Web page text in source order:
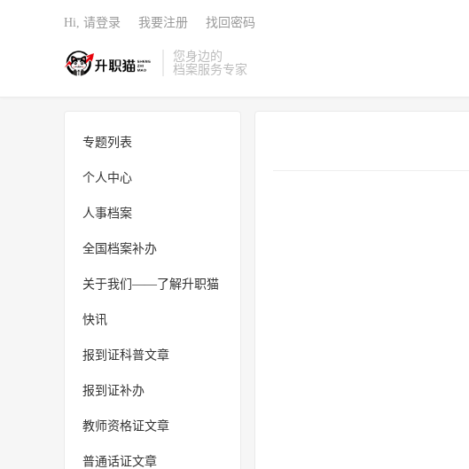
您身边的
档案服务专家
Hi, 请登录 我要注册 找回密码
专题列表
个人中心
人事档案
全国档案补办
关于我们——了解升职猫
快讯
报到证科普文章
报到证补办
教师资格证文章
普通话证文章